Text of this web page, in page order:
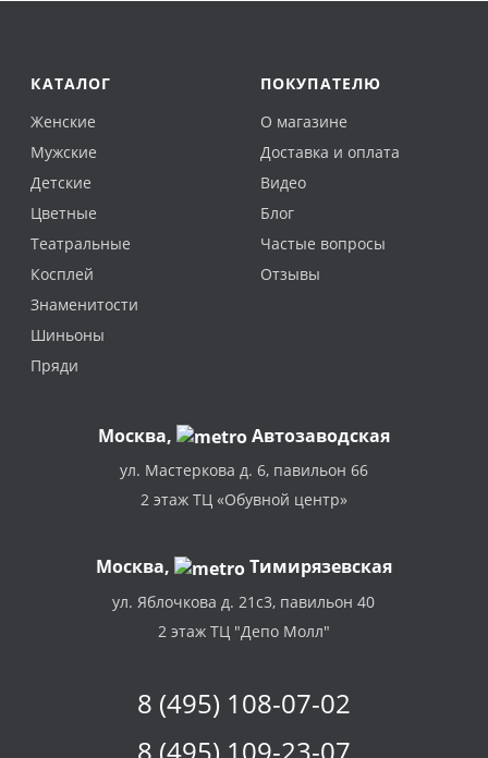
КАТАЛОГ
Женские
Мужские
Детские
Цветные
Театральные
Косплей
Знаменитости
Шиньоны
Пряди
ПОКУПАТЕЛЮ
О магазине
Доставка и оплата
Видео
Блог
Частые вопросы
Отзывы
Москва, Автозаводская
ул. Мастеркова д. 6, павильон 66
2 этаж ТЦ «Обувной центр»
Москва, Тимирязевская
ул. Яблочкова д. 21с3, павильон 40
2 этаж ТЦ "Депо Молл"
8 (495) 108-07-02